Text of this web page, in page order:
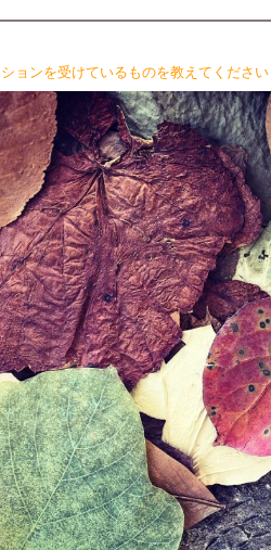
ョンを受けているものを教えてください